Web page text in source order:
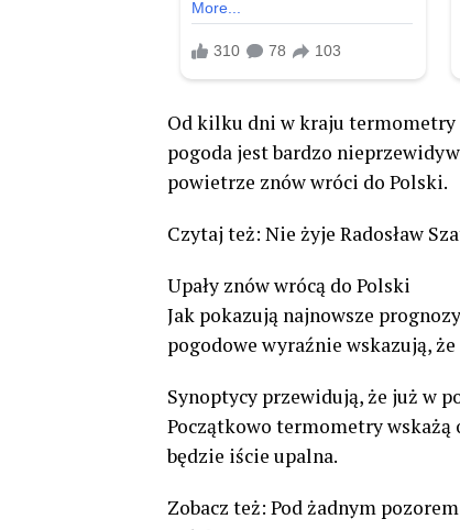
Od kilku dni w kraju termometry
pogoda jest bardzo
powietrze znów wróci do Polski.
Czytaj też: Nie żyje Radosław
Upały znów wrócą do Polski
Jak pokazują najnowsze
pogodowe wyraźnie wskazują,
Synoptycy przewidują, że już w
Początkowo termometry wskażą
będzie iście upalna.
Zobacz też: Pod żadnym